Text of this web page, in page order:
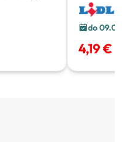
do 09.08
4,19 €